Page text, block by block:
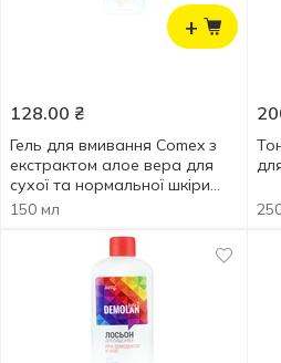
+
128.00 ₴
Гель для вмивання Comex з
екстрактом алое вера для
сухої та нормальної шкіри
150мл
150 мл